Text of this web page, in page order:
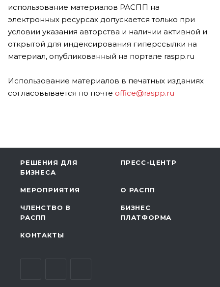
использование материалов РАСПП на
электронных ресурсах допускается только при
условии указания авторства и наличии активной и
открытой для индексирования гиперссылки на
материал, опубликованный на портале raspp.ru
Использование материалов в печатных изданиях
согласовывается по почте office@raspp.ru
РЕШЕНИЯ ДЛЯ
БИЗНЕСА
ПРЕСС-ЦЕНТР
МЕРОПРИЯТИЯ О РАСПП
ЧЛЕНСТВО В
РАСПП
БИЗНЕС
ПЛАТФОРМА
КОНТАКТЫ